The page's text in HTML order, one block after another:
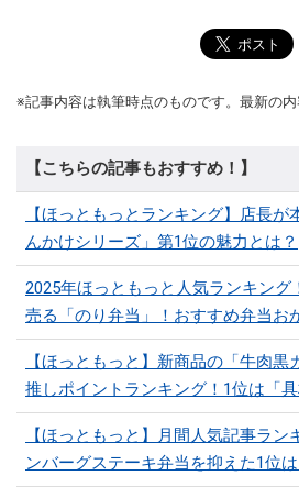
※記事内容は執筆時点のものです。最新の内
【こちらの記事もおすすめ！】
【ほっともっとランキング】店長
んかけシリーズ」第1位の魅力とは？
2025年ほっともっと人気ランキング
売る「のり弁当」！おすすめ弁当お
【ほっともっと】新商品の「牛肉
推しポイントランキング！1位は「具
【ほっともっと】月間人気記事ラン
ンバーグステーキ弁当を抑えた1位は